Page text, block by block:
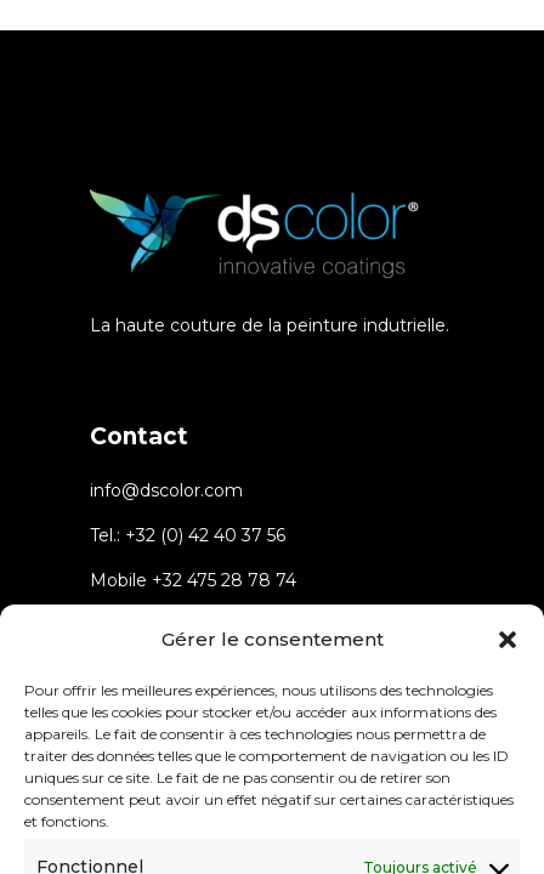
Gérer le consentement
Pour offrir les meilleures expériences, nous utilisons des technologies
telles que les cookies pour stocker et/ou accéder aux informations des
appareils. Le fait de consentir à ces technologies nous permettra de
traiter des données telles que le comportement de navigation ou les ID
uniques sur ce site. Le fait de ne pas consentir ou de retirer son
consentement peut avoir un effet négatif sur certaines caractéristiques
et fonctions.
Fonctionnel Toujours activé
La haute couture de la peinture indutrielle.
Contact
info@dscolor.com
Tel.: +32 (0) 42 40 37 56
Mobile +32 475 28 78 74
Menu